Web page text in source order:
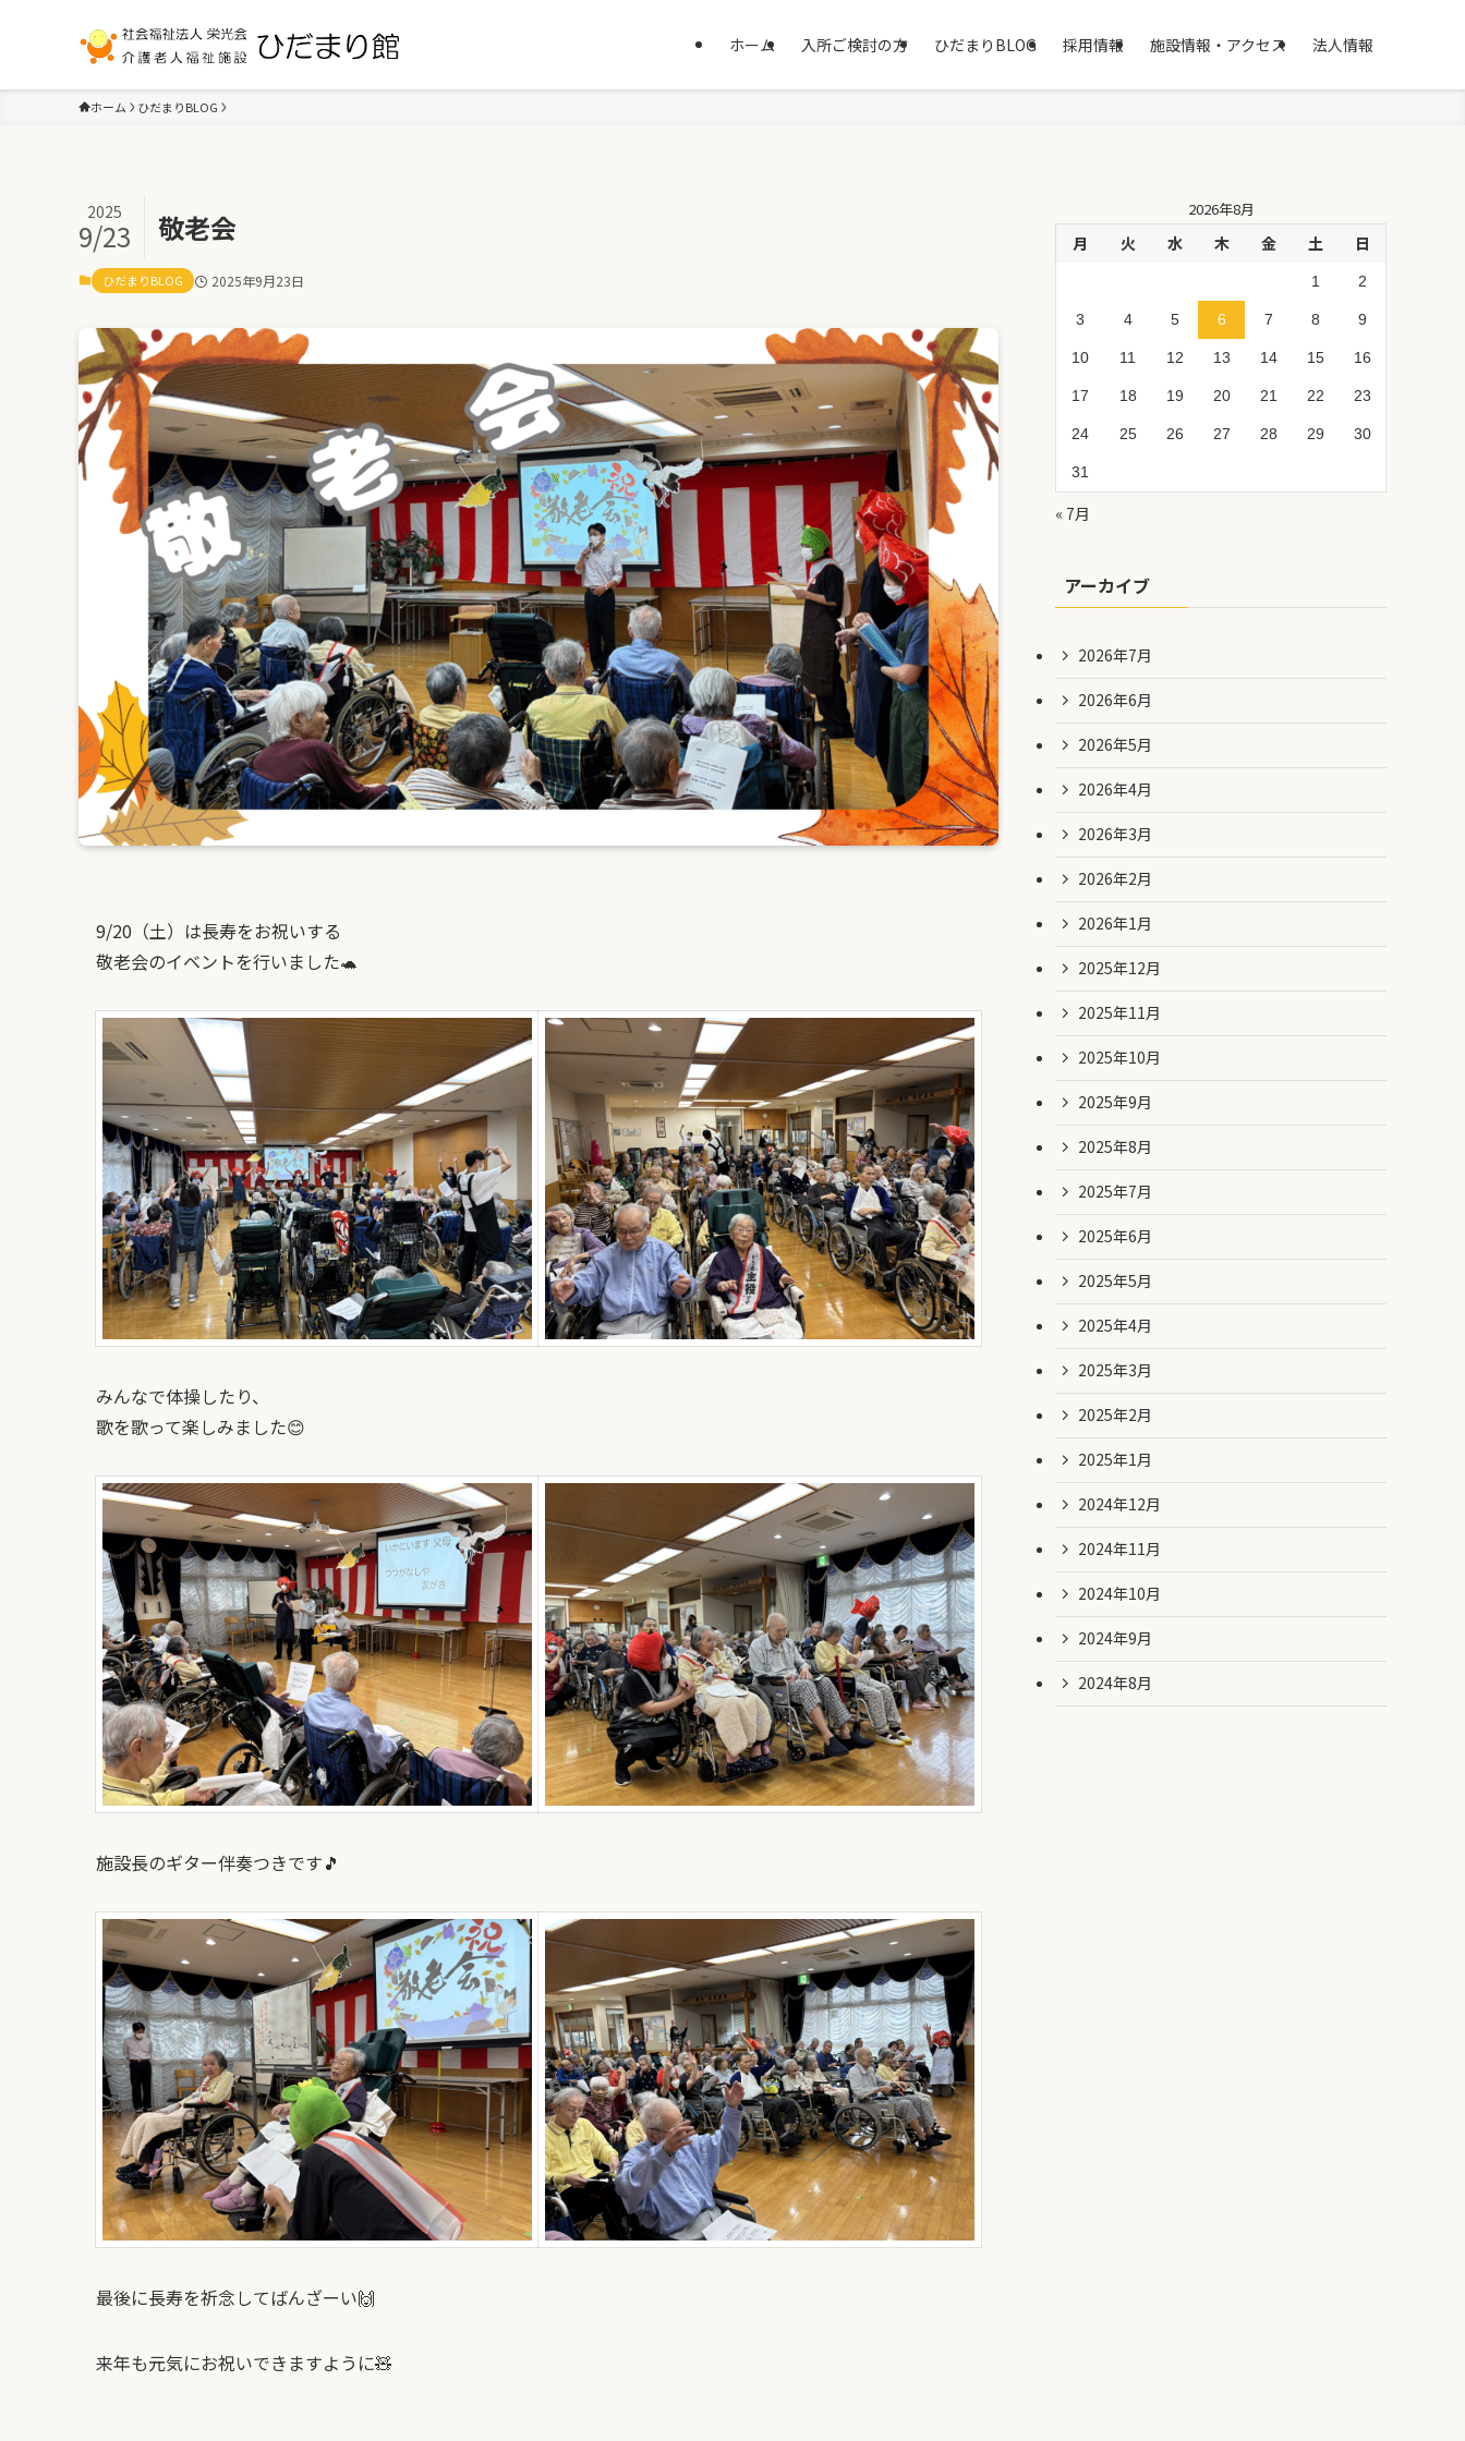
ホーム 入所ご検討の方 ひだまりBLOG 採用情報 施設情報・アクセス 法人情報
ホーム ひだまりBLOG
敬老会
2025
9/23
ひだまりBLOG 2025年9月23日
9/20（土）は長寿をお祝いする
敬老会のイベントを行いました🐢
みんなで体操したり、
歌を歌って楽しみました😊
施設長のギター伴奏つきです🎵
最後に長寿を祈念してばんざーい🙌
来年も元気にお祝いできますように🧸
2026年8月
月 火 水 木 金 土 日
1 2
3 4 5 6 7 8 9
10 11 12 13 14 15 16
17 18 19 20 21 22 23
24 25 26 27 28 29 30
31
« 7月
アーカイブ
2026年7月
2026年6月
2026年5月
2026年4月
2026年3月
2026年2月
2026年1月
2025年12月
2025年11月
2025年10月
2025年9月
2025年8月
2025年7月
2025年6月
2025年5月
2025年4月
2025年3月
2025年2月
2025年1月
2024年12月
2024年11月
2024年10月
2024年9月
2024年8月